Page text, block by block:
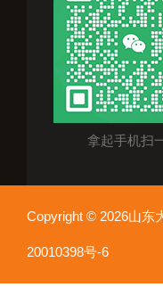
拿起手机扫
Copyright © 2026山
20010398号-6